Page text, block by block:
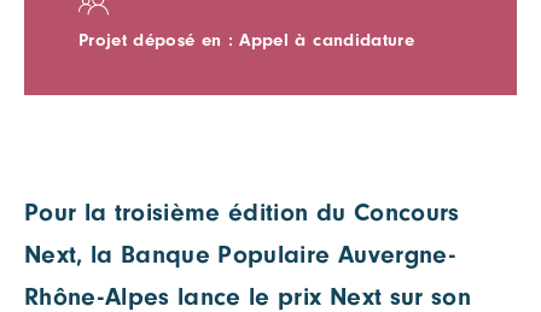
Projet déposé en : Appel à candidature
Pour la troisième édition du Concours
Next, la Banque Populaire Auvergne-
Rhône-Alpes lance le prix Next sur son